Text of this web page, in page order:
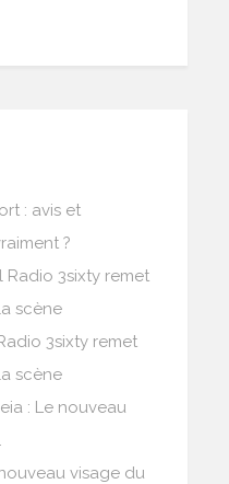
: avis et
?
Radio 3sixty remet
scène
3sixty remet
scène
: Le nouveau
visage du